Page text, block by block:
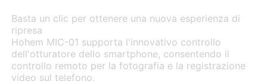
Basta un clic per ottenere una nuova esperienza di
ripresa
Hohem MIC-01 supporta l'innovativo controllo
dell'otturatore dello smartphone, consentendo il
controllo remoto per la fotografia e la registrazione
video sul telefono.